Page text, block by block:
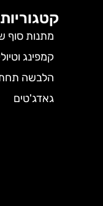
קטגוריות
מתנות סוף
קמפינג
הלבשה
גאדג'טים